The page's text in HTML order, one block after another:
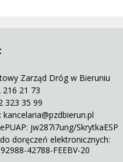
Zarząd Dróg w Bieruniu
216 21 73
323 35 99
kancelaria@pzdbierun.pl
jw287i7ung/SkrytkaESP
doręczeń elektronicznych:
42788-FEEBV-20